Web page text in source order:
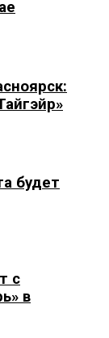
будет
с
в